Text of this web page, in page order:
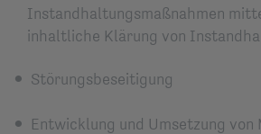
Instandhaltungsmaßnahmen
inhaltliche Klärung von
Störungsbeseitigung
Entwicklung und Umsetzung von